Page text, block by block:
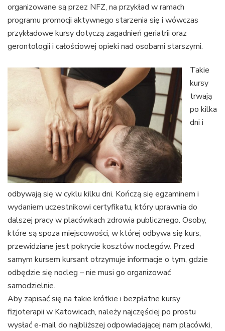
organizowane są przez NFZ, na przykład w ramach
programu promocji aktywnego starzenia się i wówczas
przykładowe kursy dotyczą zagadnień geriatrii oraz
gerontologii i całościowej opieki nad osobami starszymi.
Takie
kursy
trwają
po kilka
dni i
odbywają się w cyklu kilku dni. Kończą się egzaminem i
wydaniem uczestnikowi certyfikatu, który uprawnia do
dalszej pracy w placówkach zdrowia publicznego. Osoby,
które są spoza miejscowości, w której odbywa się kurs,
przewidziane jest pokrycie kosztów noclegów. Przed
samym kursem kursant otrzymuje informacje o tym, gdzie
odbędzie się nocleg – nie musi go organizować
samodzielnie.
Aby zapisać się na takie krótkie i bezpłatne kursy
fizjoterapii w Katowicach, należy najczęściej po prostu
wysłać e-mail do najbliższej odpowiadającej nam placówki,